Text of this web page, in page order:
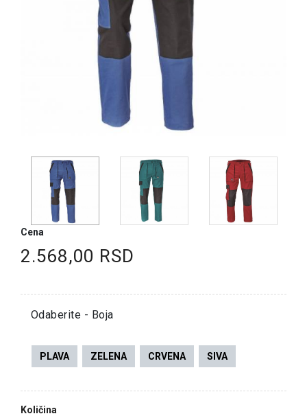
Cena
2.568,00 RSD
Odaberite - Boja
PLAVA ZELENA CRVENA SIVA
Količina